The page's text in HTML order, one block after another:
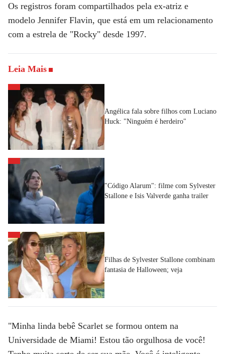
Os registros foram compartilhados pela ex-atriz e
modelo Jennifer Flavin, que está em um relacionamento
com a estrela de "Rocky" desde 1997.
Leia Mais
Angélica fala sobre filhos com Luciano
Huck: "Ninguém é herdeiro"
"Código Alarum": filme com Sylvester
Stallone e Isis Valverde ganha trailer
Filhas de Sylvester Stallone combinam
fantasia de Halloween; veja
"Minha linda bebê Scarlet se formou ontem na
Universidade de Miami! Estou tão orgulhosa de você!